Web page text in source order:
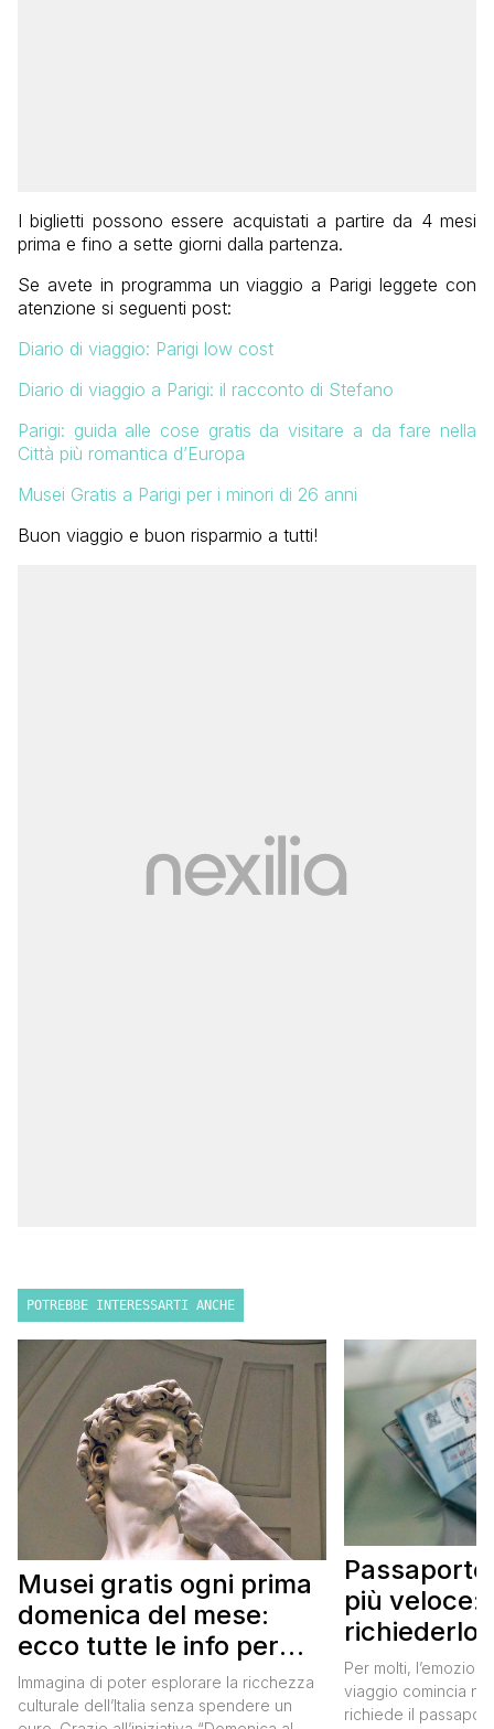
I biglietti possono essere acquistati a partire da 4 mesi
prima e fino a sette giorni dalla partenza.
Se avete in programma un viaggio a Parigi leggete con
atenzione si seguenti post:
Diario di viaggio: Parigi low cost
Diario di viaggio a Parigi: il racconto di Stefano
Parigi: guida alle cose gratis da visitare a da fare nella
Città più romantica d’Europa
Musei Gratis a Parigi per i minori di 26 anni
Buon viaggio e buon risparmio a tutti!
POTREBBE INTERESSARTI ANCHE
Musei gratis ogni prima
domenica del mese:
ecco tutte le info per
approfittarne
Immagina di poter esplorare la ricchezza
culturale dell’Italia senza spendere un
più veloce:
richiederlo
Per molti,
viaggio comincia
richiede il